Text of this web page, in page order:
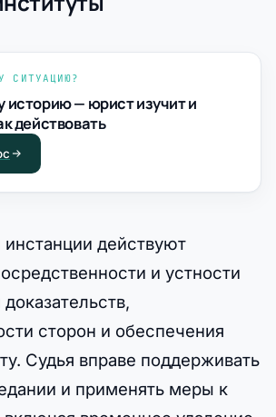
СИТУАЦИЮ?
историю — юрист изучит и
действовать
инстанции действуют
и устности
сторон и обеспечения
Судья вправе поддерживать
и применять меры к